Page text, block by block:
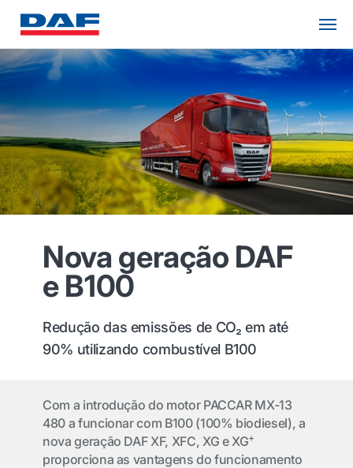
Nova geração DAF
e B100
Redução das emissões de CO₂ em até
90% utilizando combustível B100
Com a introdução do motor PACCAR MX-13
480 a funcionar com B100 (100% biodiesel), a
nova geração DAF XF, XFC, XG e XG+
proporciona as vantagens do funcionamento